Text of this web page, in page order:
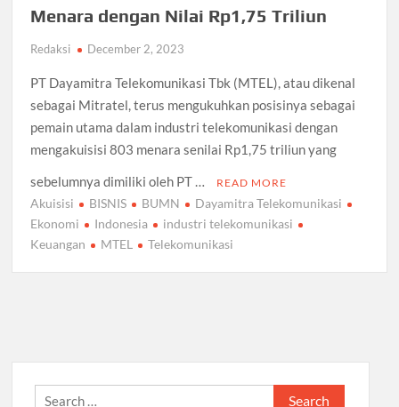
Menara dengan Nilai Rp1,75 Triliun
Redaksi December 2, 2023
PT Dayamitra Telekomunikasi Tbk (MTEL), atau dikenal
sebagai Mitratel, terus mengukuhkan posisinya sebagai
pemain utama dalam industri telekomunikasi dengan
mengakuisisi 803 menara senilai Rp1,75 triliun yang
sebelumnya dimiliki oleh PT …
READ MORE
Akuisisi BISNIS BUMN
Dayamitra Telekomunikasi
Ekonomi
Indonesia
industri telekomunikasi
Keuangan
MTEL Telekomunikasi
Search